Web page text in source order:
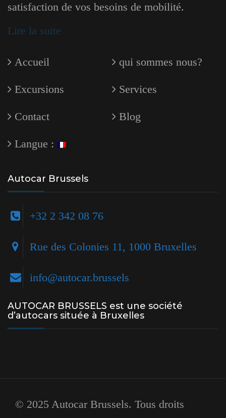
satisfaction de vos besoins de mobilité.
Lire la suite
Accueil qui sommes nous?
Excursions Services
Contact Blog
Langue :
Autocar Brussels
+32 2 342 08 76
Rue des Colonies 11, 1000 Bruxelles
info@autocar.brussels
AUTOCAR BRUSSELS est une société
d’autocars située à Bruxelles
© 2025 Autocar Brussels. Tous droits